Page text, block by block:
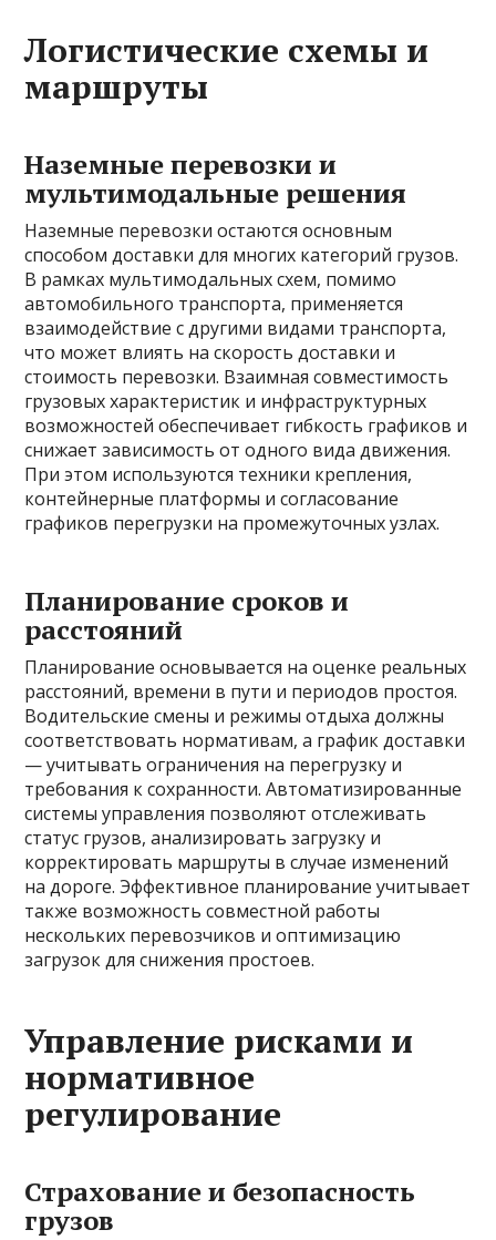
Логистические схемы и
маршруты
Наземные перевозки и
мультимодальные решения
Наземные перевозки остаются основным
способом доставки для многих категорий грузов.
В рамках мультимодальных схем, помимо
автомобильного транспорта, применяется
взаимодействие с другими видами транспорта,
что может влиять на скорость доставки и
стоимость перевозки. Взаимная совместимость
грузовых характеристик и инфраструктурных
возможностей обеспечивает гибкость графиков и
снижает зависимость от одного вида движения.
При этом используются техники крепления,
контейнерные платформы и согласование
графиков перегрузки на промежуточных узлах.
Планирование сроков и
расстояний
Планирование основывается на оценке реальных
расстояний, времени в пути и периодов простоя.
Водительские смены и режимы отдыха должны
соответствовать нормативам, а график доставки
— учитывать ограничения на перегрузку и
требования к сохранности. Автоматизированные
системы управления позволяют отслеживать
статус грузов, анализировать загрузку и
корректировать маршруты в случае изменений
на дороге. Эффективное планирование учитывает
также возможность совместной работы
нескольких перевозчиков и оптимизацию
загрузок для снижения простоев.
Управление рисками и
нормативное
регулирование
Страхование и безопасность
грузов